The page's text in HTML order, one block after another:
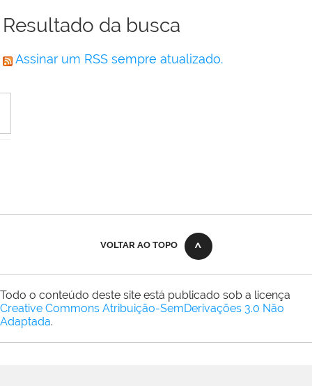
Resultado da busca
Assinar um RSS sempre atualizado.
VOLTAR AO TOPO
Todo o conteúdo deste site está publicado sob a licença
Creative Commons Atribuição-SemDerivações 3.0 Não
Adaptada.